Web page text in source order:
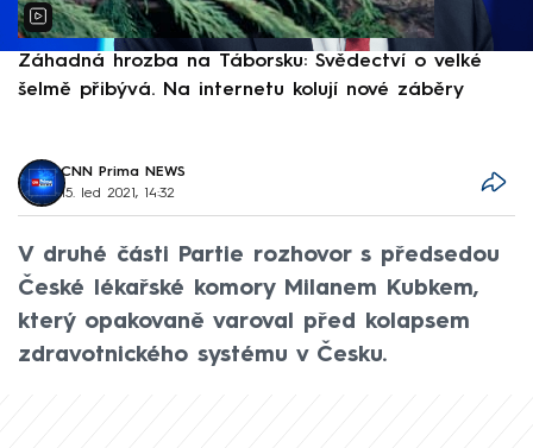
Záhadná hrozba na Táborsku: Svědectví o velké
šelmě přibývá. Na internetu kolují nové záběry
CNN Prima NEWS
15. led 2021, 14:32
V druhé části Partie rozhovor s předsedou
České lékařské komory Milanem Kubkem,
který opakovaně varoval před kolapsem
zdravotnického systému v Česku.